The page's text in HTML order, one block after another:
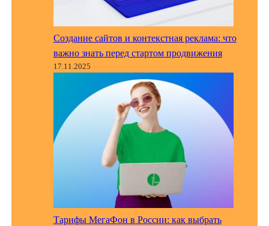
Создание сайтов и контекстная реклама: что
важно знать перед стартом продвижения
17.11.2025
Тарифы МегаФон в России: как выбрать